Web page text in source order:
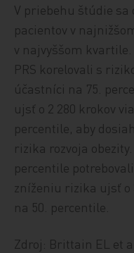
V priebehu štúdie sa
pacientov v
v najvyššom
PRS korelovali s
účastníci na 75.
ujsť o 2 280 krokov
percentile, aby
rizika rozvoja
percentile
zníženiu rizika ujsť o
na 50. percentile.
Zdroj: Brittain EL et